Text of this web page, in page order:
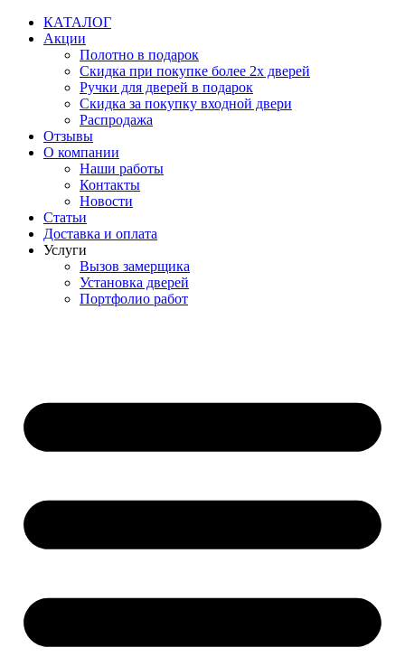
Перейти
содержимому
КАТАЛОГ
Акции
Полотно в подарок
Скидка при покупке более 2х дверей
Ручки для дверей в подарок
Скидка за покупку входной двери
Распродажа
Отзывы
О компании
Наши работы
Контакты
Новости
Статьи
Доставка и оплата
Услуги
Вызов замерщика
Установка дверей
Портфолио работ